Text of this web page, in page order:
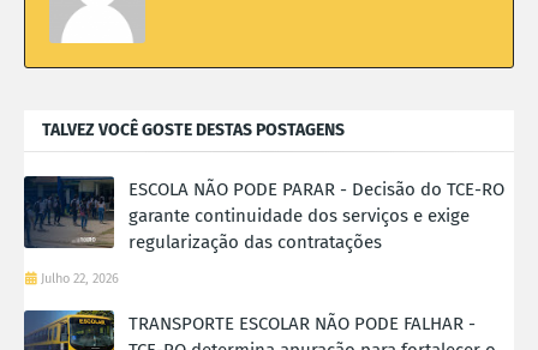
TALVEZ VOCÊ GOSTE DESTAS POSTAGENS
ESCOLA NÃO PODE PARAR - Decisão do TCE-RO
garante continuidade dos serviços e exige
regularização das contratações
Julho 22, 2026
TRANSPORTE ESCOLAR NÃO PODE FALHAR -